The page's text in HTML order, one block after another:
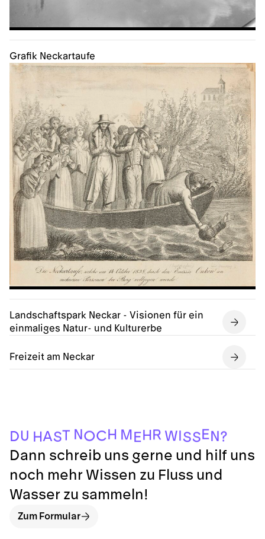
Grafik Neckartaufe
Landschaftspark Neckar - Visionen für ein
einmaliges Natur- und Kulturerbe
Freizeit am Neckar
DU HAST NOCH MEHR W SSEN?
Dann schreib uns gerne und hilf uns
noch mehr Wissen zu Fluss und
Wasser zu sammeln!
Zum Formular